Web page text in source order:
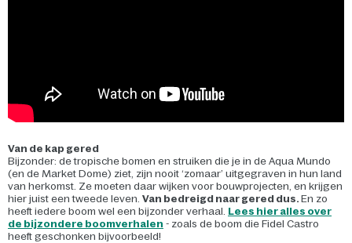
Van de kap gered
Bijzonder: de tropische bomen en struiken die je in de Aqua Mundo
(en de Market Dome) ziet, zijn nooit ‘zomaar’ uitgegraven in hun land
van herkomst. Ze moeten daar wijken voor bouwprojecten, en krijgen
hier juist een tweede leven. Van bedreigd naar gered dus. En zo
heeft iedere boom wel een bijzonder verhaal. Lees hier alles over
de bijzondere boomverhalen - zoals de boom die Fidel Castro
heeft geschonken bijvoorbeeld!